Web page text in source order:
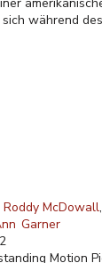
während
Roddy McDowall
Garner
Motion